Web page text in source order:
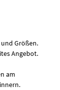
Größen.
Angebot.
am